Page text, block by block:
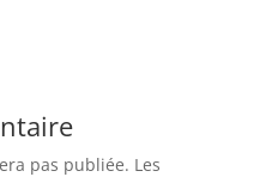
pas publiée. Les